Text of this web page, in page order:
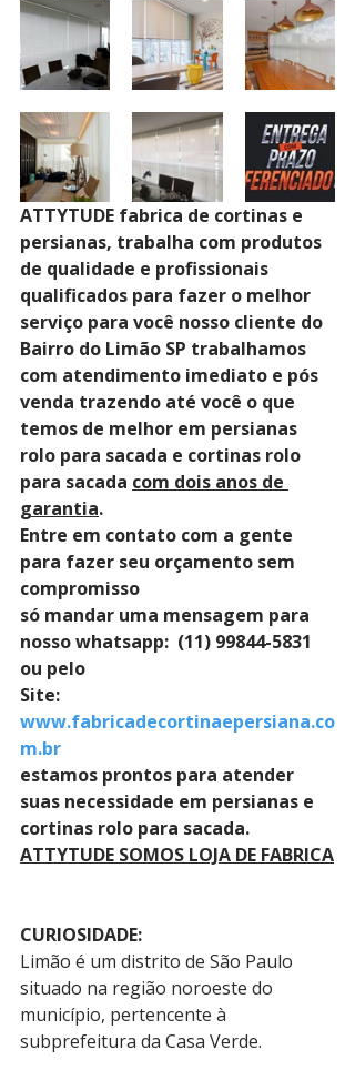
ATTYTUDE fabrica de cortinas e
persianas, trabalha com produtos
de qualidade e profissionais
qualificados para fazer o melhor
serviço para você nosso cliente do
Bairro do Limão SP trabalhamos
com atendimento imediato e pós
venda trazendo até você o que
temos de melhor em persianas
rolo para sacada e cortinas rolo
para sacada com dois anos de
garantia.
Entre em contato com a gente
para fazer seu orçamento sem
compromisso
só mandar uma mensagem para
nosso whatsapp:  (11) 99844-5831
ou pelo
Site:
www.fabricadecortinaepersiana.co
m.br
estamos prontos para atender
suas necessidade em persianas e
cortinas rolo para sacada.
ATTYTUDE SOMOS LOJA DE FABRICA
CURIOSIDADE:
Limão é um distrito de São Paulo
situado na região noroeste do
município, pertencente à
subprefeitura da Casa Verde.